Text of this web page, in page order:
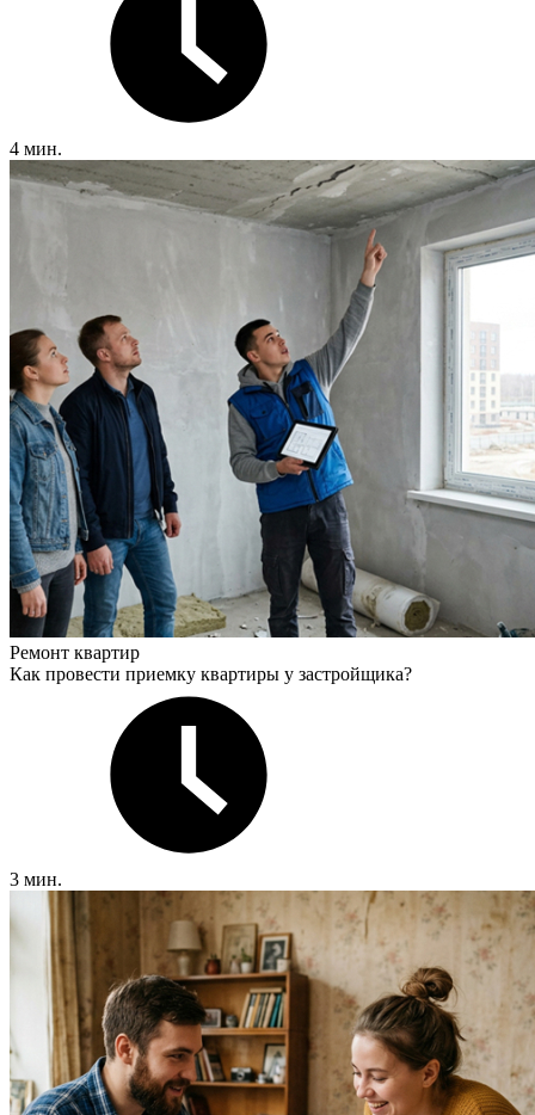
4 мин.
Ремонт квартир
Как провести приемку квартиры у застройщика?
3 мин.